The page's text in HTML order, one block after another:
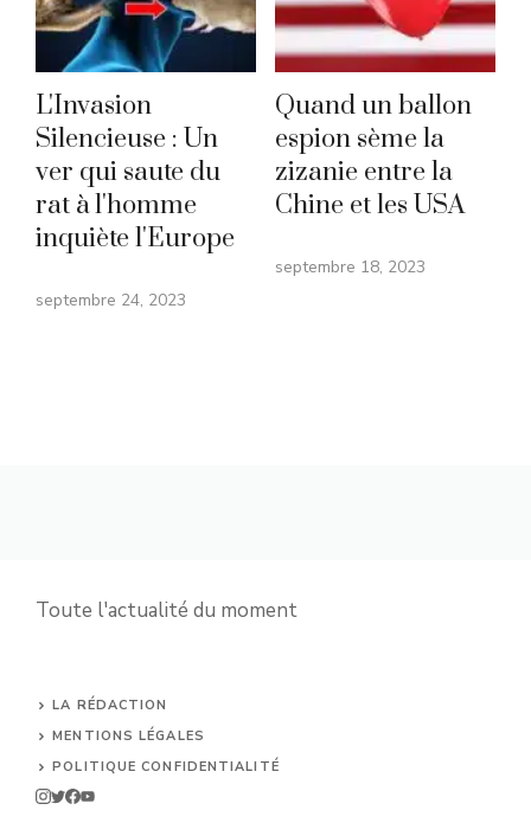
L'Invasion
Silencieuse : Un
ver qui saute du
rat à l'homme
inquiète l'Europe
septembre 24, 2023
Quand un ballon
espion sème la
zizanie entre la
Chine et les USA
septembre 18, 2023
Toute l'actualité du moment
LA RÉDACTION
MENTIONS LÉGALES
POLITIQUE CONFIDENTIALITÉ